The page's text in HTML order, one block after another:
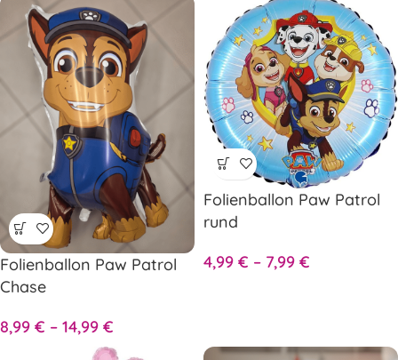
Folienballon Paw Patrol
Chase
8,99 € – 14,99 €
Folienballon Paw Patrol
rund
4,99 € – 7,99 €